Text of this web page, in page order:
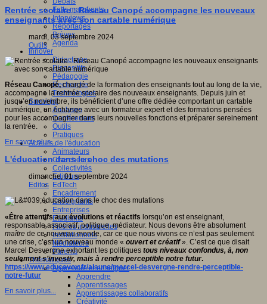
Faits marquants
Interviews
Reportages
Brèves
Agenda
Innover
Didactique
Dispositifs
Pédagogie
Recherche
Technologies
Savoir(s)
Analyses
Conférences
Outils
Pratiques
Acteurs de l'éducation
Animateurs
Chercheurs
Collectivités
Editeurs
EdTech
Encadrement
Enseignants
Entreprises
Etudiants
Filières industrielles
Institutionnels
Médiateurs
Parents
Thématiques
Apprendre et enseigner
Apprendre
Apprentissages
Apprentissages collaboratifs
Créativité
Rentrée scolaire : Réseau Canopé accompagne les nouveaux
enseignants avec son cartable numérique
mardi, 03 septembre 2024
Outils
Réseau Canopé,chargé de la formation des enseignants tout au long de la vie,
accompagne la rentrée scolaire des nouveaux enseignants. Depuis juin et
jusqu’en novembre, ils bénéficient d’une offre dédiée comportant un cartable
numérique, un échange avec un formateur expert et des formations pensées
pour les accompagner dans leurs nouvelles fonctions et préparer sereinement
la rentrée.
En savoir plus...
L'éducation dans le choc des mutations
dimanche, 01 septembre 2024
Editos
« Être attentifs aux évolutions et réactifs lorsqu’on est enseignant,
responsable associatif, politique, médiateur. Nous devons être absolument
maître de ce nouveau monde, car ce que nous vivons ce n’est pas seulement
une crise, c’est un nouveau monde « ouvert et créatif». C’est ce que disait
Marcel Desvergne exhortant les politiques tous niveaux confondus, à, non
seulement s’investir, mais à rendre perceptible notre futur.
https://www.educavox.fr/alaune/marcel-desvergne-rendre-perceptible-
notre-futur
En savoir plus...